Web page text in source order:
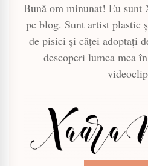
Bună om minunat! Eu sunt
pe blog. Sunt artist plastic
de pisici și căței adoptați
descoperi lumea mea